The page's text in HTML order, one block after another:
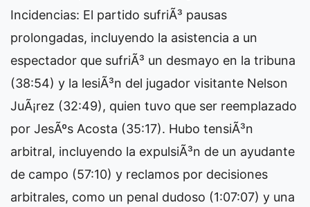
Incidencias: El partido sufriÃ³ pausas
prolongadas, incluyendo la asistencia a un
espectador que sufriÃ³ un desmayo en la tribuna
(38:54) y la lesiÃ³n del jugador visitante Nelson
JuÃ¡rez (32:49), quien tuvo que ser reemplazado
por JesÃºs Acosta (35:17). Hubo tensiÃ³n
arbitral, incluyendo la expulsiÃ³n de un ayudante
de campo (57:10) y reclamos por decisiones
arbitrales, como un penal dudoso (1:07:07) y una